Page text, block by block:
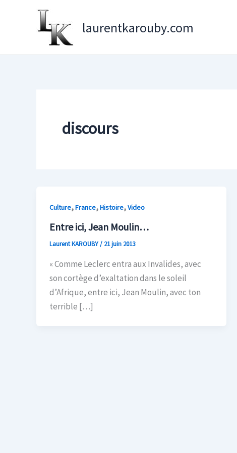
laurentkarouby.com
discours
Culture,France,Histoire,Video
Entre ici, Jean Moulin…
Laurent KAROUBY/ 21 juin 2013
« Comme Leclerc entra aux Invalides, avec
son cortège d’exaltation dans le soleil
d’Afrique, entre ici, Jean Moulin, avec ton
terrible […]